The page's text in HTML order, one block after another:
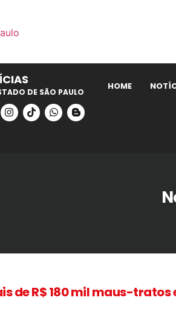
DE SÃO PAULO
HOME
de R$ 180 mil maus-